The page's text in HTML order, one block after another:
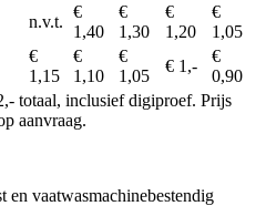
n.v.t.
€
1,40
€
1,30
€
1,20
€
1,05
€
1,15
€
1,10
€
1,05
€ 1,-
€
0,90
totaal, inclusief digiproef. Prijs
aanvraag.
en vaatwasmachinebestendig